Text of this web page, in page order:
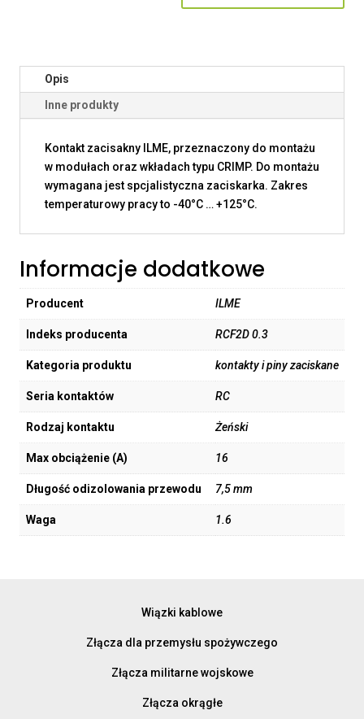
Opis
Inne produkty
Kontakt zacisakny ILME, przeznaczony do montażu
w modułach oraz wkładach typu CRIMP. Do montażu
wymagana jest spcjalistyczna zaciskarka. Zakres
temperaturowy pracy to -40°C … +125°C.
Informacje dodatkowe
Producent ILME
Indeks producenta RCF2D 0.3
Kategoria produktu kontakty i piny zaciskane
Seria kontaktów RC
Rodzaj kontaktu Żeński
Max obciążenie (A) 16
Długość odizolowania przewodu 7,5 mm
Waga 1.6
Wiązki kablowe
Złącza dla przemysłu spożywczego
Złącza militarne wojskowe
Złącza okrągłe